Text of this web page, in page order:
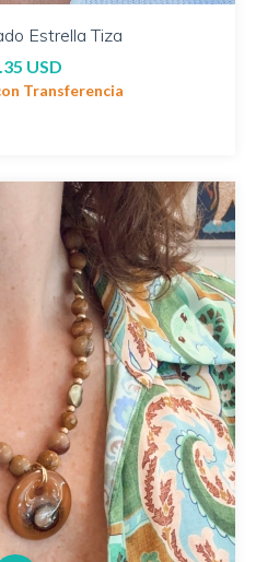
Estrella Tiza
USD
Transferencia